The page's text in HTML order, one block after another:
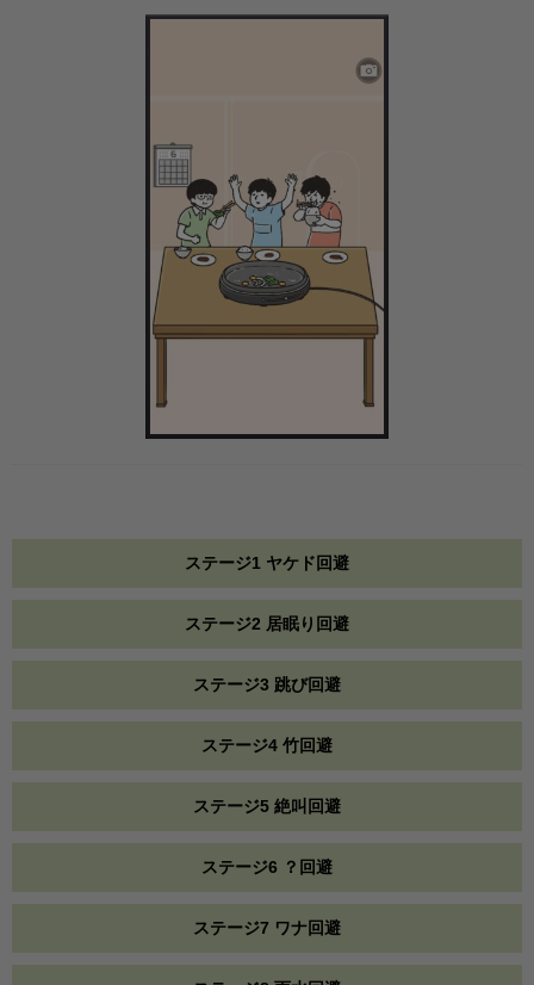
ステージ1 ヤケド回避
ステージ2 居眠り回避
ステージ3 跳び回避
ステージ4 竹回避
ステージ5 絶叫回避
ステージ6 ？回避
ステージ7 ワナ回避